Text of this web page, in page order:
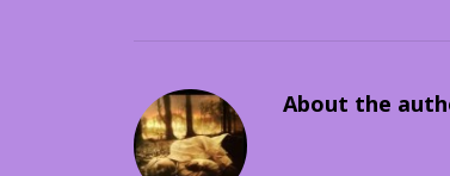
About the